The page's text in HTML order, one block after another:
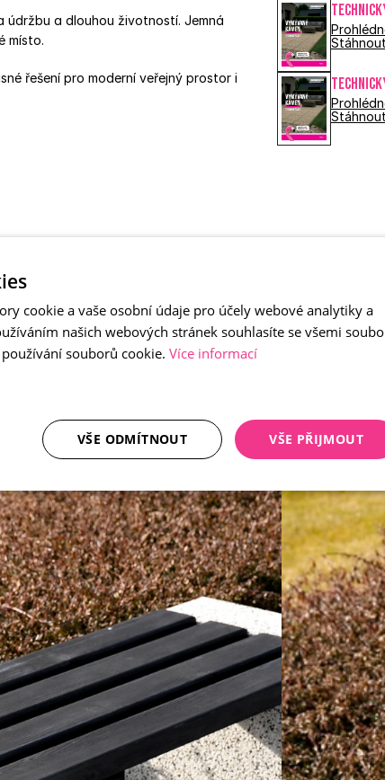
údržbu a dlouhou životností. Jemná
místo.
řešení pro moderní veřejný prostor i
Stáhnout
Stáhnout
kámen
cookie a vaše osobní údaje pro účely webové analytiky a
našich webových stránek souhlasíte se všemi
souborů cookie. Více informací
VŠE PŘIJMOUT
VŠE ODMÍTNOUT
Analytika Marketing
nutné soubory Analytika Marketing
funkce webových stránek, jako je přihlášení uživatele a správa účtu. Webové
správně používat.
Vyprší Popis
5 měsíců
4 týdny
Tento soubor cookie používá služba Cookie-Script.com k
zapamatování předvoleb souhlasu se soubory cookie
návštěvníků. Je nutné, aby banner cookie Cookie-Script.com
fungoval správně.